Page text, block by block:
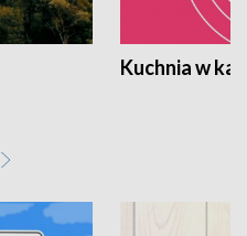
Kuchnia w